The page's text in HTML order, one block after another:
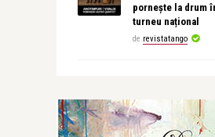
pornește la drum
turneu național
de revistatango